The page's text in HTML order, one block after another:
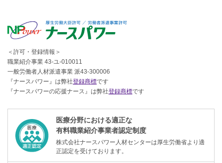
＜許可・登録情報＞
職業紹介事業 43-ユ-010011
一般労働者人材派遣事業 派43-300006
『ナースパワー』は弊社登録商標です
『ナースパワーの応援ナース』は弊社登録商標です
医療分野における適正な
有料職業紹介事業者認定制度
株式会社ナースパワー人材センターは厚生労働省より適
正認定を受けております。